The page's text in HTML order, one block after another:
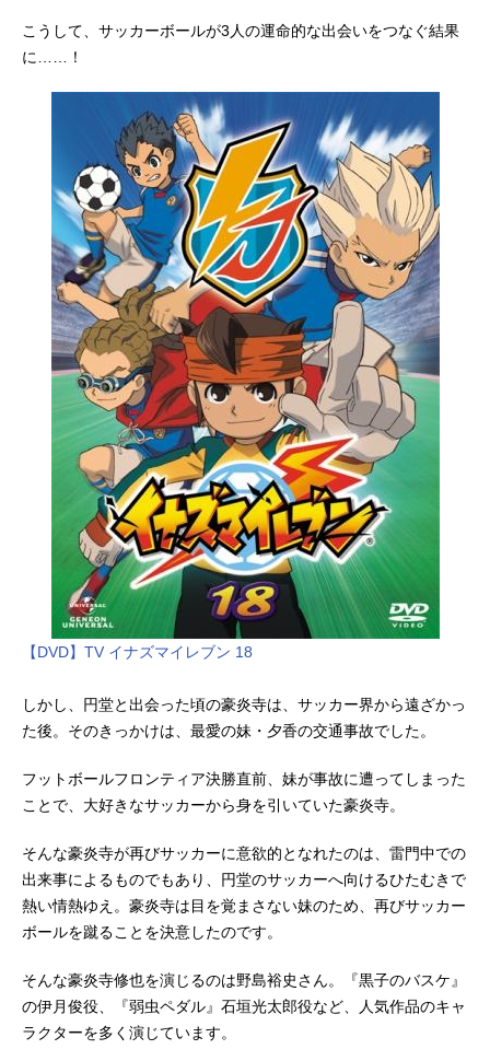
こうして、サッカーボールが3人の運命的な出会いをつなぐ結果
に……！
【DVD】TV イナズマイレブン 18
しかし、円堂と出会った頃の豪炎寺は、サッカー界から遠ざかっ
た後。そのきっかけは、最愛の妹・夕香の交通事故でした。
フットボールフロンティア決勝直前、妹が事故に遭ってしまった
ことで、大好きなサッカーから身を引いていた豪炎寺。
そんな豪炎寺が再びサッカーに意欲的となれたのは、雷門中での
出来事によるものでもあり、円堂のサッカーへ向けるひたむきで
熱い情熱ゆえ。豪炎寺は目を覚まさない妹のため、再びサッカー
ボールを蹴ることを決意したのです。
そんな豪炎寺修也を演じるのは野島裕史さん。『黒子のバスケ』
の伊月俊役、『弱虫ペダル』石垣光太郎役など、人気作品のキャ
ラクターを多く演じています。